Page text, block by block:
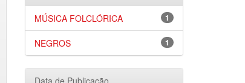
1
MÚSICA FOLCLÓRICA
1
NEGROS
Data de Publicação